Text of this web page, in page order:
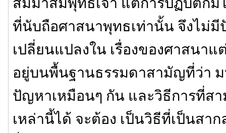
ที่นับถือศาสนาพุทธเท่านั้น จึงไม่มี
เปลี่ยนแปลงใน เรื่องของศาสนา
อยู่บนพื้นฐานธรรมดาสามัญที่ว่า
ปัญหาเหมือนๆ กัน และวิธีการที่ส
เหล่านี้ได้ จะต้อง เป็นวิธีที่เป็นสา